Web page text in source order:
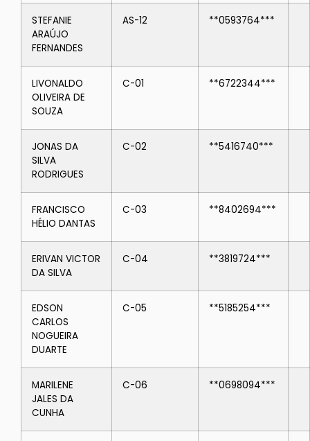
STEFANIE
ARAÚJO
FERNANDES
AS-12 **0593764***
LIVONALDO
OLIVEIRA DE
SOUZA
C-01 **6722344***
JONAS DA
SILVA
RODRIGUES
C-02 **5416740***
FRANCISCO
HÉLIO DANTAS
C-03 **8402694***
ERIVAN VICTOR
DA SILVA
C-04 **3819724***
EDSON
CARLOS
NOGUEIRA
DUARTE
C-05 **5185254***
MARILENE
JALES DA
CUNHA
C-06 **0698094***